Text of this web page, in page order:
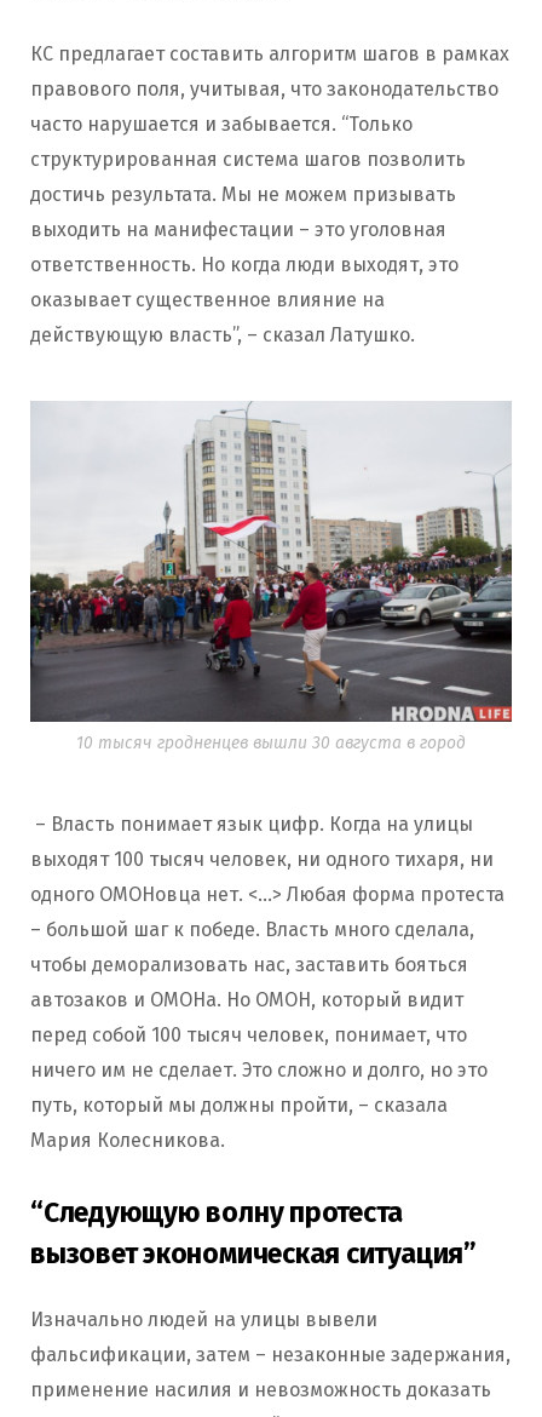
КС предлагает составить алгоритм шагов в рамках
правового поля, учитывая, что законодательство
часто нарушается и забывается. “Только
структурированная система шагов позволить
достичь результата. Мы не можем призывать
выходить на манифестации – это уголовная
ответственность. Но когда люди выходят, это
оказывает существенное влияние на
действующую власть”, – сказал Латушко.
10 тысяч гродненцев вышли 30 августа в город
– Власть понимает язык цифр. Когда на улицы
выходят 100 тысяч человек, ни одного тихаря, ни
одного ОМОНовца нет. <…> Любая форма протеста
– большой шаг к победе. Власть много сделала,
чтобы деморализовать нас, заставить бояться
автозаков и ОМОНа. Но ОМОН, который видит
перед собой 100 тысяч человек, понимает, что
ничего им не сделает. Это сложно и долго, но это
путь, который мы должны пройти, – сказала
Мария Колесникова.
“Следующую волну протеста
вызовет экономическая ситуация”
Изначально людей на улицы вывели
фальсификации, затем – незаконные задержания,
применение насилия и невозможность доказать